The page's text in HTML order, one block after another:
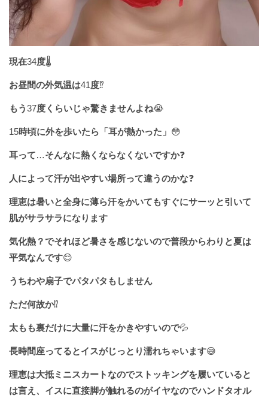
現在34度🌡
お昼間の外気温は41 度⁉️
もう37度くらいじゃ驚きませんよね😭
15時頃に外を歩いたら「耳が熱かった」 😳
耳って…そんなに熱くならなくないですか❓
人によって汗が出やすい場所って違うのかな❓
理恵は暑いと全身に薄ら汗をかいてもすぐにサーッと引いて
肌がサラサラになります
気化熱？でそれほど暑さを感じないので普段からわりと夏は
平気なんです😌
うちわや扇子でパタパタもしません
ただ何故か⁉️
太もも裏だけに大量に汗をかきやすいので💦
長時間座ってるとイスがじっとり濡れちゃいます😅
理恵は大抵ミニスカートなのでストッキングを履いていると
は言え、イスに直接脚が触れるのがイヤなのでハンドタオル